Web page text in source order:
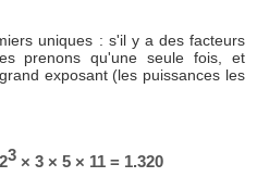
uniques : s'il y a des facteurs
prenons qu'une seule fois, et
exposant (les puissances les
3× 3 × 5 × 11 = 1.320